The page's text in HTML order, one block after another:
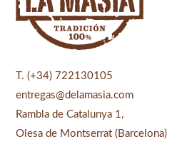
T. (+34) 722130105
entregas@delamasia.com
Rambla de Catalunya 1,
Olesa de Montserrat (Barcelona)